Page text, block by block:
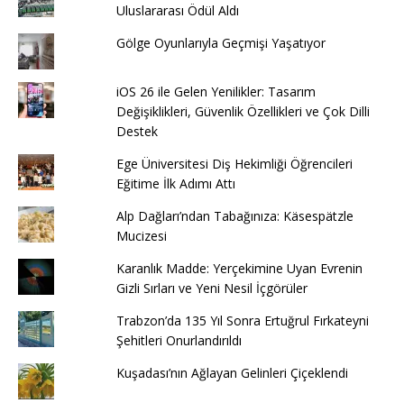
Uluslararası Ödül Aldı
Gölge Oyunlarıyla Geçmişi Yaşatıyor
iOS 26 ile Gelen Yenilikler: Tasarım
Değişiklikleri, Güvenlik Özellikleri ve Çok Dilli
Destek
Ege Üniversitesi Diş Hekimliği Öğrencileri
Eğitime İlk Adımı Attı
Alp Dağları’ndan Tabağınıza: Käsespätzle
Mucizesi
Karanlık Madde: Yerçekimine Uyan Evrenin
Gizli Sırları ve Yeni Nesil İçgörüler
Trabzon’da 135 Yıl Sonra Ertuğrul Fırkateyni
Şehitleri Onurlandırıldı
Kuşadası’nın Ağlayan Gelinleri Çiçeklendi